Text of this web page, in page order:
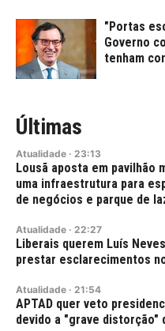
"Portas
Governo
tenham
Últimas
Atualidade · 23:13
Lousã aposta em pavilhão
uma infraestrutura para
de negócios e parque de
Atualidade · 22:27
Liberais querem Luís
prestar esclarecimentos
Atualidade · 21:54
APTAD quer veto
devido a "grave distorção"